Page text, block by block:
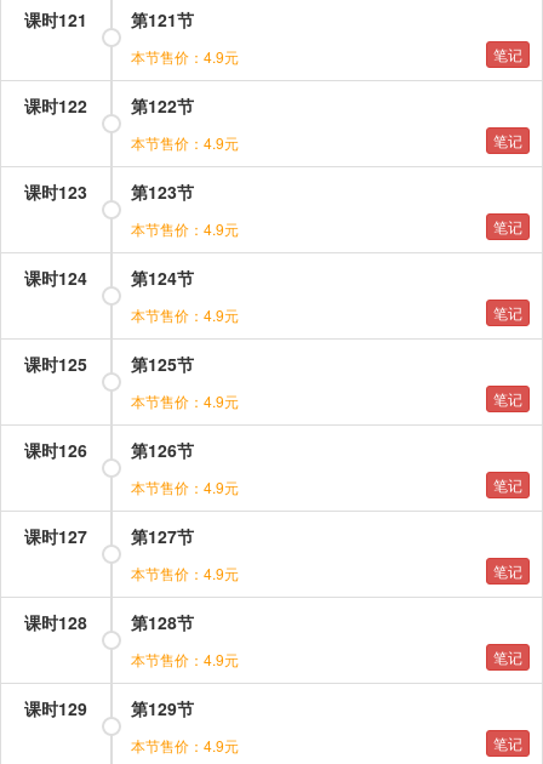
课时121 第121节
本节售价：4.9元 笔记
课时122 第122节
本节售价：4.9元 笔记
课时123 第123节
本节售价：4.9元 笔记
课时124 第124节
本节售价：4.9元 笔记
课时125 第125节
本节售价：4.9元 笔记
课时126 第126节
本节售价：4.9元 笔记
课时127 第127节
本节售价：4.9元 笔记
课时128 第128节
本节售价：4.9元 笔记
课时129 第129节
本节售价：4.9元 笔记